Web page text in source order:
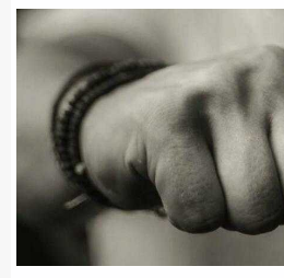
ΟΠΚΕ
ΟΜΑΔΑ “Ζ”